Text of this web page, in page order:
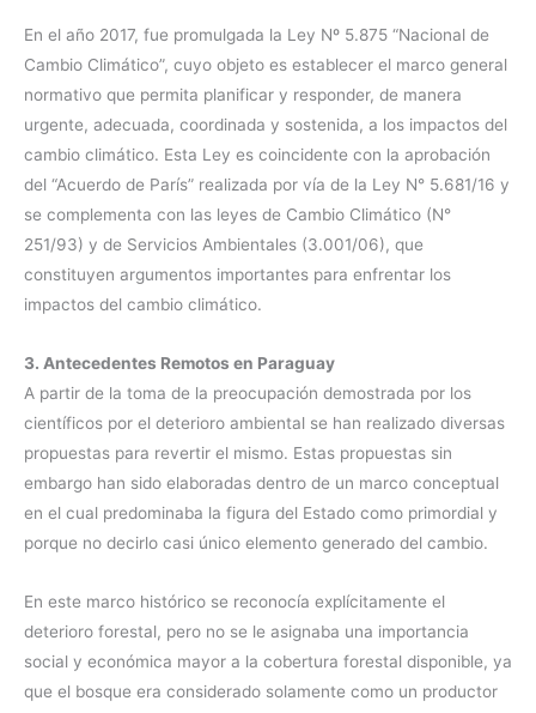
En el año 2017, fue promulgada la Ley Nº 5.875 “Nacional de
Cambio Climático”, cuyo objeto es establecer el marco general
normativo que permita planificar y responder, de manera
urgente, adecuada, coordinada y sostenida, a los impactos del
cambio climático. Esta Ley es coincidente con la aprobación
del “Acuerdo de París” realizada por vía de la Ley N° 5.681/16 y
se complementa con las leyes de Cambio Climático (N°
251/93) y de Servicios Ambientales (3.001/06), que
constituyen argumentos importantes para enfrentar los
impactos del cambio climático.
3. Antecedentes Remotos en Paraguay
A partir de la toma de la preocupación demostrada por los
científicos por el deterioro ambiental se han realizado diversas
propuestas para revertir el mismo. Estas propuestas sin
embargo han sido elaboradas dentro de un marco conceptual
en el cual predominaba la figura del Estado como primordial y
porque no decirlo casi único elemento generado del cambio.
En este marco histórico se reconocía explícitamente el
deterioro forestal, pero no se le asignaba una importancia
social y económica mayor a la cobertura forestal disponible, ya
que el bosque era considerado solamente como un productor